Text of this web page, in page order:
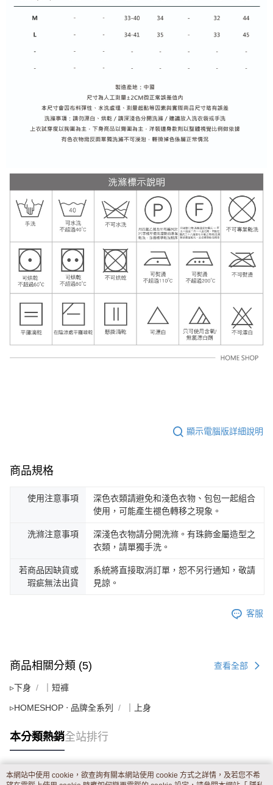
顯示電腦版詳細說明
商品規格
使用注意事項
深色衣類請避免和淺色衣物、包包一起組合
使用，可能產生褪色轉移之現象。
洗滌注意事項
深淺色衣物請分開洗滌。有珠飾金屬造型之
衣類，請單獨手洗。
若商品因缺貨或
瑕疵無法出貨
系統將直接取消訂單，恕不另行通知，敬請
見諒。
客服
商品相關分類 (5) 查看全部
▹下身 ｜短褲
▹HOMESHOP ‧ 品牌全系列 ｜上身
本分類熱銷全站排行
本網站中使用 cookie，欲查詢有關本網站使用 cookie 方式之詳情，及若您不希